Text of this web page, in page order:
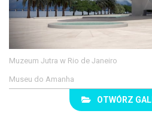
Muzeum Jutra w Rio de Janeiro
Museu do Amanha
OTWÓRZ